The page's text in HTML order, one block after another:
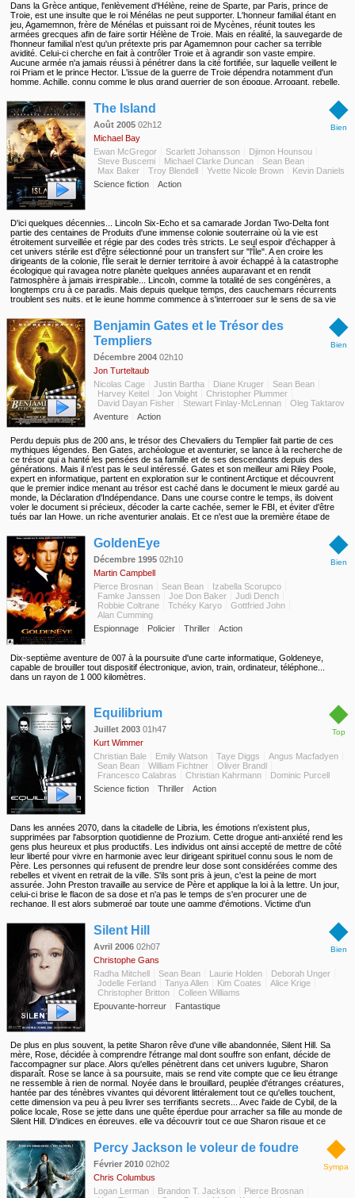
Dans la Grèce antique, l'enlèvement d'Hélène, reine de Sparte, par Paris, prince de
Troie, est une insulte que le roi Ménélas ne peut supporter. L'honneur familial étant en
jeu, Agamemnon, frère de Ménélas et puissant roi de Mycènes, réunit toutes les
armées grecques afin de faire sortir Hélène de Troie. Mais en réalité, la sauvegarde de
l'honneur familial n'est qu'un prétexte pris par Agamemnon pour cacher sa terrible
avidité. Celui-ci cherche en fait à contrôler Troie et à agrandir son vaste empire.
Aucune armée n'a jamais réussi à pénétrer dans la cité fortifiée, sur laquelle veillent le
roi Priam et le prince Hector. L'issue de la guerre de Troie dépendra notamment d'un
homme, Achille, connu comme le plus grand guerrier de son époque. Arrogant, rebelle,
gloire...
◆
Bien
The Island
Août 2005 02h12
Michael Bay
Ewan McGregor
Scarlett Johansson
Djimon Hounsou
Steve Buscemi
Michael Clarke Duncan
Sean Bean
Max Baker
Troy Blendell Yvette Nicole Brown
Kevin Daniels
Science fiction
Action
D'ici quelques décennies... Lincoln Six-Echo et sa camarade Jordan Two-Delta font
partie des centaines de Produits d'une immense colonie souterraine où la vie est
étroitement surveillée et régie par des codes très stricts. Le seul espoir d'échapper à
cet univers stérile est d'être sélectionné pour un transfert sur "l'Île". A en croire les
dirigeants de la colonie, l'Île serait le dernier territoire à avoir échappé à la catastrophe
écologique qui ravagea notre planète quelques années auparavant et en rendit
l'atmosphère à jamais irrespirable... Lincoln, comme la totalité de ses congénères, a
longtemps cru à ce paradis. Mais depuis quelque temps, des cauchemars récurrents
troublent ses nuits, et le jeune homme commence à s'interroger sur le sens de sa vie
bientôt l'atroce vérité...
◆
Bien
Benjamin Gates et le Trésor des
Templiers
Décembre 2004 02h10
Jon Turteltaub
Nicolas Cage
Justin Bartha Diane Kruger
Sean Bean
Harvey Keitel
Jon Voight
Christopher Plummer
David Dayan Fisher
Stewart Finlay-McLennan
Oleg Taktarov
Aventure
Action
Perdu depuis plus de 200 ans, le trésor des Chevaliers du Templier fait partie de ces
mythiques légendes. Ben Gates, archéologue et aventurier, se lance à la recherche de
ce trésor qui a hanté les pensées de sa famille et de ses descendants depuis des
générations. Mais il n'est pas le seul intéressé. Gates et son meilleur ami Riley Poole,
expert en informatique, partent en exploration sur le continent Arctique et découvrent
que le premier indice menant au trésor est caché dans le document le mieux gardé au
monde, la Déclaration d'Indépendance. Dans une course contre le temps, ils doivent
voler le document si précieux, décoder la carte cachée, semer le FBI, et éviter d'être
tués par Ian Howe, un riche aventurier anglais. Et ce n'est que la première étape de
◆
Bien
GoldenEye
Décembre 1995 02h10
Martin Campbell
Pierce Brosnan
Sean Bean
Izabella Scorupco
Famke Janssen
Joe Don Baker
Judi Dench
Robbie Coltrane
Tchéky Karyo
Gottfried John
Alan Cumming
Espionnage
Policier Thriller Action
Dix-septième aventure de 007 à la poursuite d'une carte informatique, Goldeneye,
capable de brouiller tout dispositif électronique, avion, train, ordinateur, téléphone...
dans un rayon de 1 000 kilomètres.
◆
Top
Equilibrium
Juillet 2003 01h47
Kurt Wimmer
Christian Bale
Emily Watson Taye Diggs
Angus Macfadyen
Sean Bean
William Fichtner
Oliver Brandl
Francesco Calabras
Christian Kahrmann
Dominic Purcell
Science fiction
Thriller Action
Dans les années 2070, dans la citadelle de Libria, les émotions n'existent plus,
supprimées par l'absorption quotidienne de Prozium. Cette drogue anti-anxiété rend les
gens plus heureux et plus productifs. Les individus ont ainsi accepté de mettre de côté
leur liberté pour vivre en harmonie avec leur dirigeant spirituel connu sous le nom de
Père. Les personnes qui refusent de prendre leur dose sont considérées comme des
rebelles et vivent en retrait de la ville. S'ils sont pris à jeun, c'est la peine de mort
assurée. John Preston travaille au service de Père et applique la loi à la lettre. Un jour,
celui-ci brise le flacon de sa dose et n'a pas le temps de s'en procurer une de
rechange. Il est alors submergé par toute une gamme d'émotions. Victime d'un
sur ce nouvel état de vie.
◆
Bien
Silent Hill
Avril 2006 02h07
Christophe Gans
Radha Mitchell
Sean Bean Laurie Holden
Deborah Unger
Jodelle Ferland
Tanya Allen Kim Coates
Alice Krige
Christopher Britton
Colleen Williams
Epouvante-horreur
Fantastique
De plus en plus souvent, la petite Sharon rêve d'une ville abandonnée, Silent Hill. Sa
mère, Rose, décidée à comprendre l'étrange mal dont souffre son enfant, décide de
l'accompagner sur place. Alors qu'elles pénètrent dans cet univers lugubre, Sharon
disparaît. Rose se lance à sa poursuite, mais se rend vite compte que ce lieu étrange
ne ressemble à rien de normal. Noyée dans le brouillard, peuplée d'étranges créatures,
hantée par des ténèbres vivantes qui dévorent littéralement tout ce qu'elles touchent,
cette dimension va peu à peu livrer ses terrifiants secrets... Avec l'aide de Cybil, de la
police locale, Rose se jette dans une quête éperdue pour arracher sa fille au monde de
Silent Hill. D'indices en épreuves, elle va découvrir tout ce que Sharon risque et ce
◆
Sympa
Percy Jackson le voleur de foudre
Février 2010 02h02
Chris Columbus
Logan Lerman
Brandon T. Jackson
Pierce Brosnan